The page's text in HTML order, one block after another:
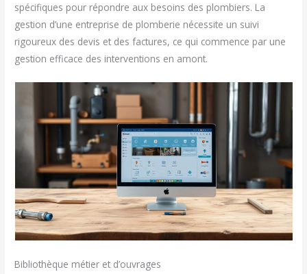
spécifiques pour répondre aux besoins des plombiers. La
gestion d’une entreprise de plomberie nécessite un suivi
rigoureux des devis et des factures, ce qui commence par une
gestion efficace des interventions en amont.
Bibliothèque métier et d’ouvrages